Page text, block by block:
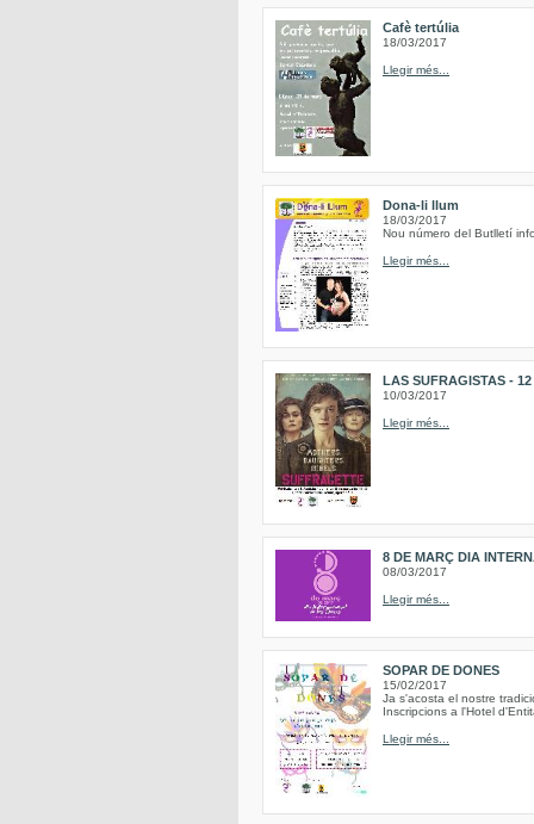
Cafè tertúlia
18/03/2017
Llegir més...
Dona-li llum
18/03/2017
Nou número del Butlletí
Llegir més...
LAS SUFRAGISTAS -
10/03/2017
Llegir més...
8 DE MARÇ DIA
08/03/2017
Llegir més...
SOPAR DE DONES
15/02/2017
Ja s'acosta el nostre
Inscripcions a l'Hotel
Llegir més...